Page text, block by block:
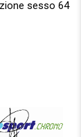
sesso 64